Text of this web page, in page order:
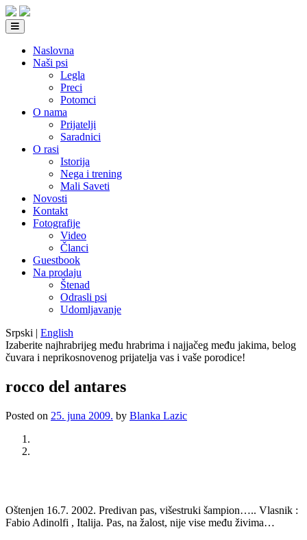
Naslovna
Naši psi
Legla
Preci
Potomci
O nama
Prijatelji
Saradnici
O rasi
Istorija
Nega i trening
Mali Saveti
Novosti
Kontakt
Fotografije
Video
Članci
Guestbook
Na prodaju
Štenad
Odrasli psi
Udomljavanje
Srpski | English
Izaberite najhrabrijeg među hrabrima i najjačeg među jakima, belog
čuvara i neprikosnovenog prijatelja vas i vaše porodice!
rocco del antares
Posted on 25. juna 2009. by Blanka Lazic
Oštenjen 16.7. 2002. Predivan pas, višestruki šampion….. Vlasnik :
Fabio Adinolfi , Italija. Pas, na žalost, nije vise među živima…